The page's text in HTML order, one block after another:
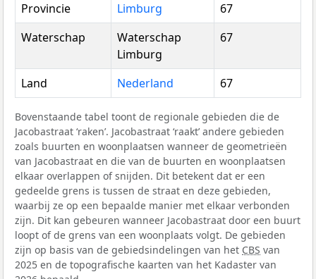
Provincie
Limburg
67
Waterschap
Waterschap
Limburg
67
Land Nederland 67
Bovenstaande tabel toont de regionale gebieden die de
Jacobastraat ‘raken’. Jacobastraat ‘raakt’ andere gebieden
zoals buurten en woonplaatsen wanneer de geometrieën
van Jacobastraat en die van de buurten en woonplaatsen
elkaar overlappen of snijden. Dit betekent dat er een
gedeelde grens is tussen de straat en deze gebieden,
waarbij ze op een bepaalde manier met elkaar verbonden
zijn. Dit kan gebeuren wanneer Jacobastraat door een buurt
loopt of de grens van een woonplaats volgt. De gebieden
zijn op basis van de gebiedsindelingen van het CBS van
2025 en de topografische kaarten van het Kadaster van